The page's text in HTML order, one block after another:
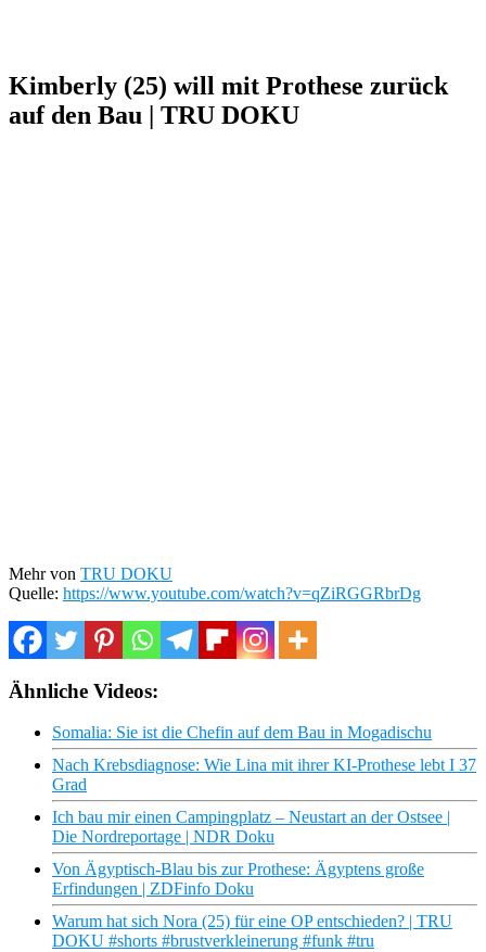
Kimberly (25) will mit Prothese zurück
auf den Bau | TRU DOKU
Mehr von TRU DOKU
Quelle: https://www.youtube.com/watch?v=qZiRGGRbrDg
Ähnliche Videos:
Somalia: Sie ist die Chefin auf dem Bau in Mogadischu
Nach Krebsdiagnose: Wie Lina mit ihrer KI-Prothese lebt I 37
Grad
Ich bau mir einen Campingplatz – Neustart an der Ostsee |
Die Nordreportage | NDR Doku
Von Ägyptisch-Blau bis zur Prothese: Ägyptens große
Erfindungen | ZDFinfo Doku
Warum hat sich Nora (25) für eine OP entschieden? | TRU
DOKU #shorts #brustverkleinerung #funk #tru